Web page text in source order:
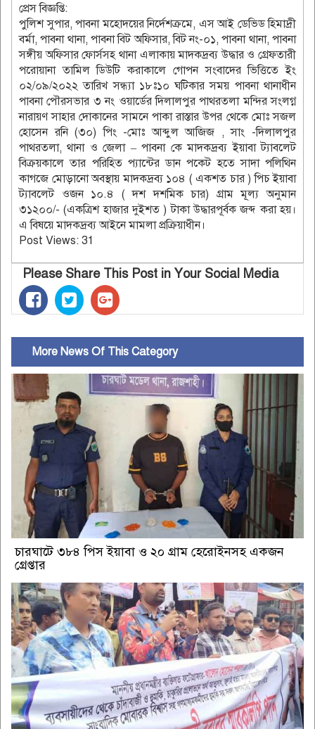
প্রেস বিজ্ঞপ্তি:
পুলিশ সুপার, পাবনা মহোদয়ের নির্দেশক্রমে, এস আই ডেভিড হিমাদ্রী
বর্মা, পাবনা থানা, পাবনা বিট অফিসার, বিট নং-০১, পাবনা থানা, পাবনা
সঙ্গীয় অফিসার ফোর্সসহ থানা এলাকায় মাদকদ্রব্য উদ্ধার ও গ্রেফতারী
পরোয়ানা তামিল ডিউটি করাকালে গোপন সংবাদের ভিত্তিতে ইং
০২/০৯/২০২২ তারিখ সন্ধ্যা ১৮ঃ১০ ঘটিকার সময় পাবনা থানাধীন
পাবনা পৌরসভার ৩ নং ওয়ার্ডের দিলালপুর পাথরতলা মন্দির সংলগ্ন
নারায়ণ সাহার দোকানের সামনে পাকা রাস্তার উপর থেকে মোঃ সজল
হোসেন রনি (৩০) পিং -মোঃ আব্দুল আজিজ , সাং -দিলালপুর
পাথরতলা, থানা ও জেলা – পাবনা কে মাদকদ্রব্য ইয়াবা ট্যাবলেট
বিক্রয়কালে তার পরিহিত প্যান্টের ডান পকেট হতে সাদা পলিথিন
কাগজে মোড়ানো অবস্থায় মাদকদ্রব্য ১০৪ ( একশত চার ) পিচ ইয়াবা
ট্যাবলেট ওজন ১০.৪ ( দশ দশমিক চার) গ্রাম মূল্য অনুমান
৩১২০০/- (একত্রিশ হাজার দুইশত ) টাকা উদ্ধারপূর্বক জব্দ করা হয়।
এ বিষয়ে মাদকদ্রব্য আইনে মামলা প্রক্রিয়াধীন।
Post Views: 31
Please Share This Post in Your Social Media
More News Of This Category
চারঘাটে ৩৮৪ পিস ইয়াবা ও ২০ গ্রাম হেরোইনসহ একজন
গ্রেপ্তার